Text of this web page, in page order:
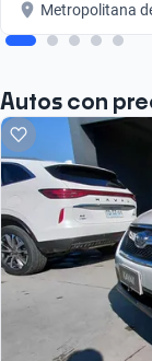
Metropolitana
Autos con